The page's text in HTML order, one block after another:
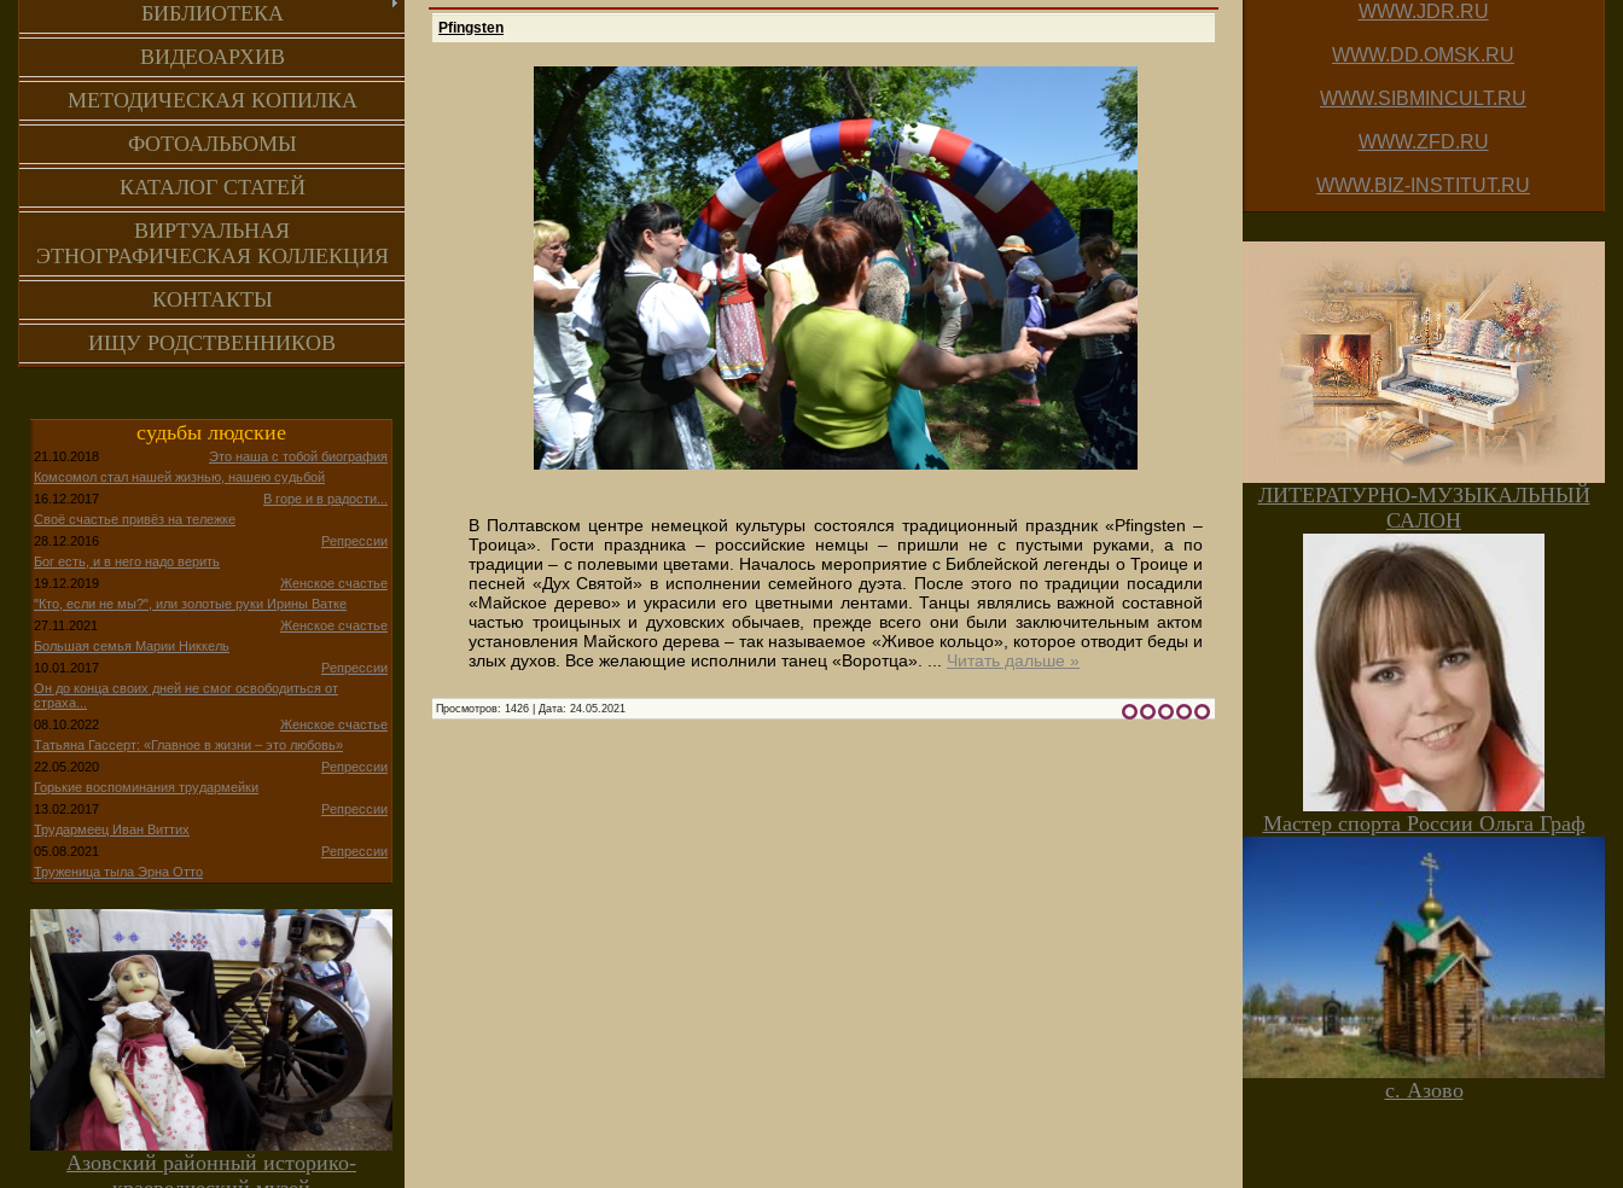
БИБЛИОТЕКА
ВИДЕОАРХИВ
МЕТОДИЧЕСКАЯ КОПИЛКА
ФОТОАЛЬБОМЫ
КАТАЛОГ СТАТЕЙ
ВИРТУАЛЬНАЯ
ЭТНОГРАФИЧЕСКАЯ КОЛЛЕКЦИЯ
КОНТАКТЫ
ИЩУ РОДСТВЕННИКОВ
судьбы людские
21.10.2018
Это наша с тобой биография
Комсомол стал нашей жизнью, нашею судьбой
16.12.2017
В горе и в радости...
Своё счастье привёз на тележке
28.12.2016
Репрессии
Бог есть, и в него надо верить
19.12.2019
Женское счастье
"Кто, если не мы?", или золотые руки Ирины Ватке
27.11.2021
Женское счастье
Большая семья Марии Никкель
10.01.2017
Репрессии
Он до конца своих дней не смог освободиться от
страха...
08.10.2022
Женское счастье
Татьяна Гассерт: «Главное в жизни – это любовь»
22.05.2020
Репрессии
Горькие воспоминания трудармейки
13.02.2017
Репрессии
Трудармеец Иван Виттих
05.08.2021
Репрессии
Труженица тыла Эрна Отто
Азовский районный историко-
Pfingsten
В Полтавском центре немецкой культуры состоялся традиционный праздник «Pfingsten –
Троица». Гости праздника – российские немцы – пришли не с пустыми руками, а по
традиции – с полевыми цветами. Началось мероприятие с Библейской легенды о Троице и
песней «Дух Святой» в исполнении семейного дуэта. После этого по традиции посадили
«Майское дерево» и украсили его цветными лентами. Танцы являлись важной составной
частью троицыных и духовских обычаев, прежде всего они были заключительным актом
установления Майского дерева – так называемое «Живое кольцо», которое отводит беды и
злых духов. Все желающие исполнили танец «Воротца». ... Читать дальше »
Просмотров: 1426 Дата: 24.05.2021
WWW.JDR.RU
WWW.DD.OMSK.RU
WWW.SIBMINCULT.RU
WWW.ZFD.RU
WWW.BIZ-INSTITUT.RU
ЛИТЕРАТУРНО-МУЗЫКАЛЬНЫЙ
САЛОН
Мастер спорта России Ольга Граф
с. Азово